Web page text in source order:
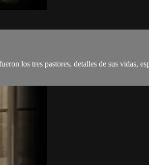
los tres pastores, detalles de sus vidas,